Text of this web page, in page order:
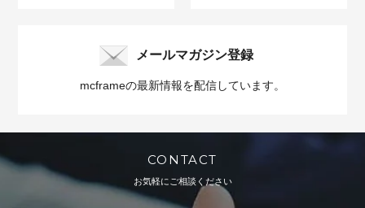
メールマガジン登録
mcframeの最新情報を配信しています。
CONTACT
お気軽にご相談ください